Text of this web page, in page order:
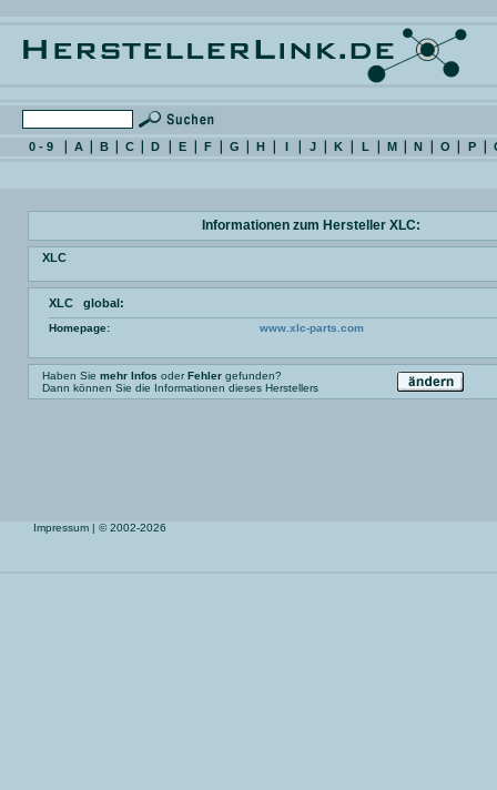
0 - 9 A B C D E F G H I J K L M N O P
Informationen zum Hersteller XLC:
XLC
XLC global:
Homepage: www.xlc-parts.com
Haben Sie mehr Infos oderFehler gefunden?
Dann können Sie die Informationen dieses Herstellers
Impressum | © 2002-2026